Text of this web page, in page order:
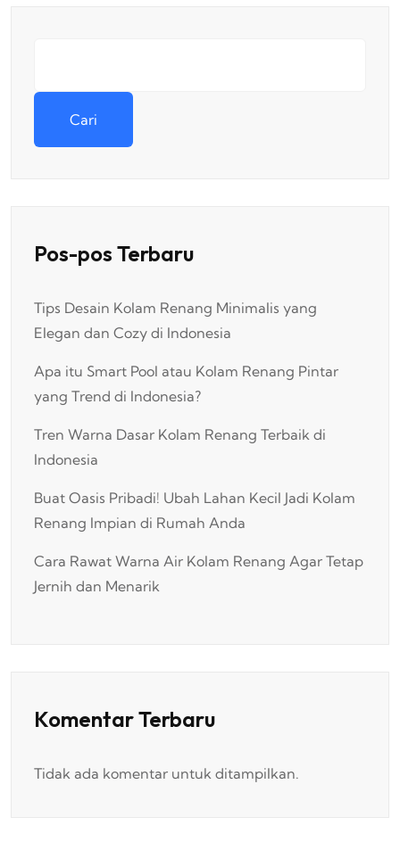
Cari
Pos-pos Terbaru
Tips Desain Kolam Renang Minimalis yang
Elegan dan Cozy di Indonesia
Apa itu Smart Pool atau Kolam Renang Pintar
yang Trend di Indonesia?
Tren Warna Dasar Kolam Renang Terbaik di
Indonesia
Buat Oasis Pribadi! Ubah Lahan Kecil Jadi Kolam
Renang Impian di Rumah Anda
Cara Rawat Warna Air Kolam Renang Agar Tetap
Jernih dan Menarik
Komentar Terbaru
Tidak ada komentar untuk ditampilkan.